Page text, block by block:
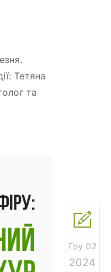
Тетяна
та
Гру 02
2024